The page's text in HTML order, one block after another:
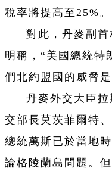
稅率將提高至25%。
對此，丹麥副
明稱，“美國總統特
們北約盟國的威脅
丹麥外交大臣
交部長莫茨菲爾特
總統萬斯已於當地
論格陵蘭島問題。